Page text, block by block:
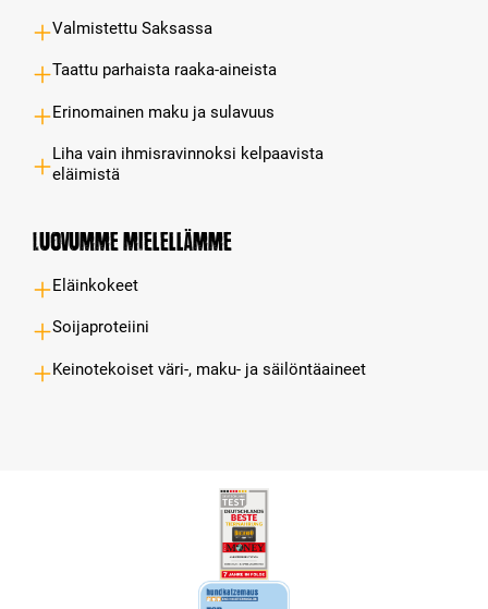
Valmistettu Saksassa
Taattu parhaista raaka-aineista
Erinomainen maku ja sulavuus
Liha vain ihmisravinnoksi kelpaavista
eläimistä
Luovumme mielellämme
Eläinkokeet
Soijaproteiini
Keinotekoiset väri-, maku- ja säilöntäaineet